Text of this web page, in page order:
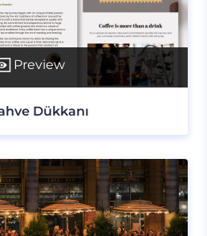
Preview
Dükkanı